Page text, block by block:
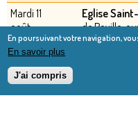
Mardi 11
août -
9:00
Eglise
de Roville-
Chênes
août -
En poursuivant votre navigation,
En savoir plus
J'ai compris